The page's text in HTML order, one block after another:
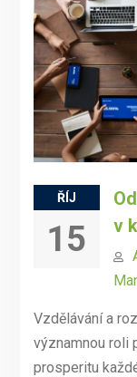
ŘÍJ
15
v
Vzdělávání a
významnou roli
prosperitu